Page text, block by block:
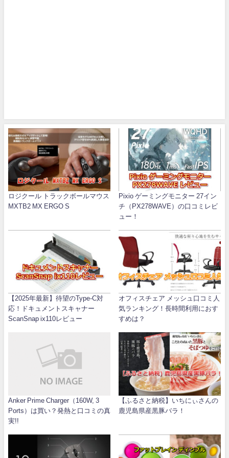
ロジクール トラックボールマウス
MXTB2 MX ERGO S
Pixio ゲーミングモニター 27イン
チ（PX278WAVE）の口コミレビ
ュー！
【2025年最新】待望のType-C対
応！ドキュメントスキャナー
ScanSnap ix110レビュー
オフィスチェア メッシュ口コミ人
気ランキング！長時間利用におす
すめは？
Anker Prime Charger（160W, 3
Ports）は買い？発熱と口コミの真
実!!
【ふるさと納税】いちにぃさんの
鹿児島県産黒豚バラ！